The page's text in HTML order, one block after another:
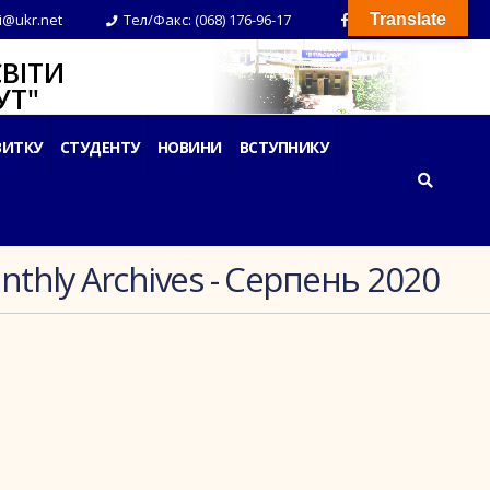
Тел/Факс: (068) 176-96-17
СТУДЕНТУ НОВИНИ ВСТУПНИКУ
Archives - Серпень 2020
Translate